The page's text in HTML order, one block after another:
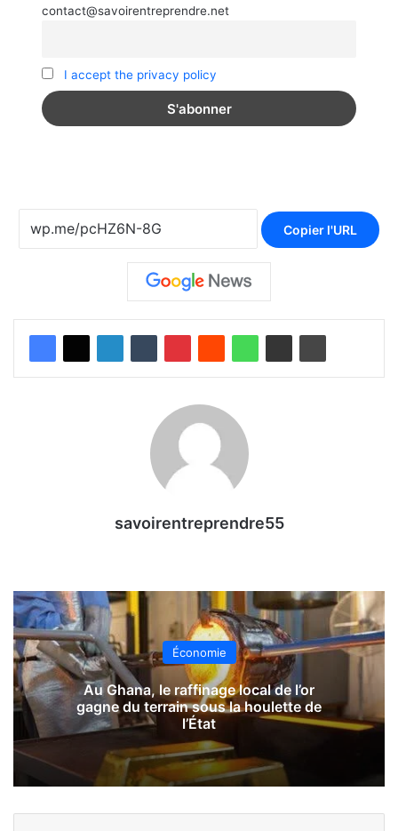
contact@savoirentreprendre.net
I accept the privacy policy
Copier l'URL
savoirentreprendre55
Économie
Au Ghana, le raffinage local de l’or
gagne du terrain sous la houlette de
l’État